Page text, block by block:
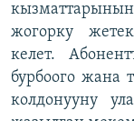
жогорку
келет.
бурбоого жана
колдонууну